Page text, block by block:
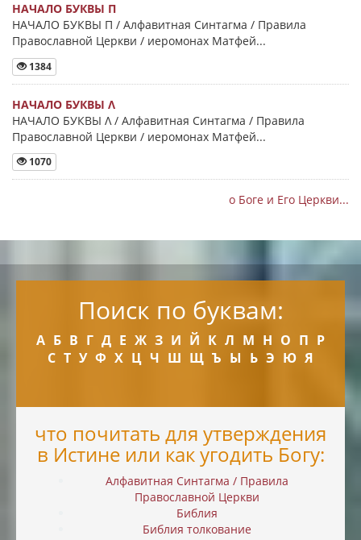
НАЧАЛО БУКВЫ Π
НАЧАЛО БУКВЫ Π / Алфавитная Синтагма / Правила
Православной Церкви / иеромонах Матфей...
1384
НАЧАЛО БУКВЫ Λ
НАЧАЛО БУКВЫ Λ / Алфавитная Синтагма / Правила
Православной Церкви / иеромонах Матфей...
1070
о Боге и Его Церкви...
Поиск по буквам:
А Б В Г Д Е Ж З И Й К Л М Н О П Р
С Т У Ф Х Ц Ч Ш Щ Ъ Ы Ь Э Ю Я
что почитать для утверждения
в Истине или как угодить Богу:
Алфавитная Синтагма / Правила
Православной Церкви
Библия
Библия толкование